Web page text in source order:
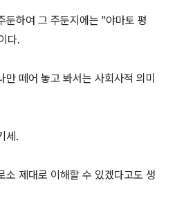
둔하여 그 주둔지에는 "야마토 평
다.
떼어 놓고 봐서는 사회사적 의미
세.
소 제대로 이해할 수 있겠다고도 생